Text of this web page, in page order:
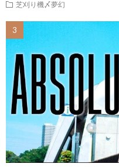
芝刈り機〆夢幻